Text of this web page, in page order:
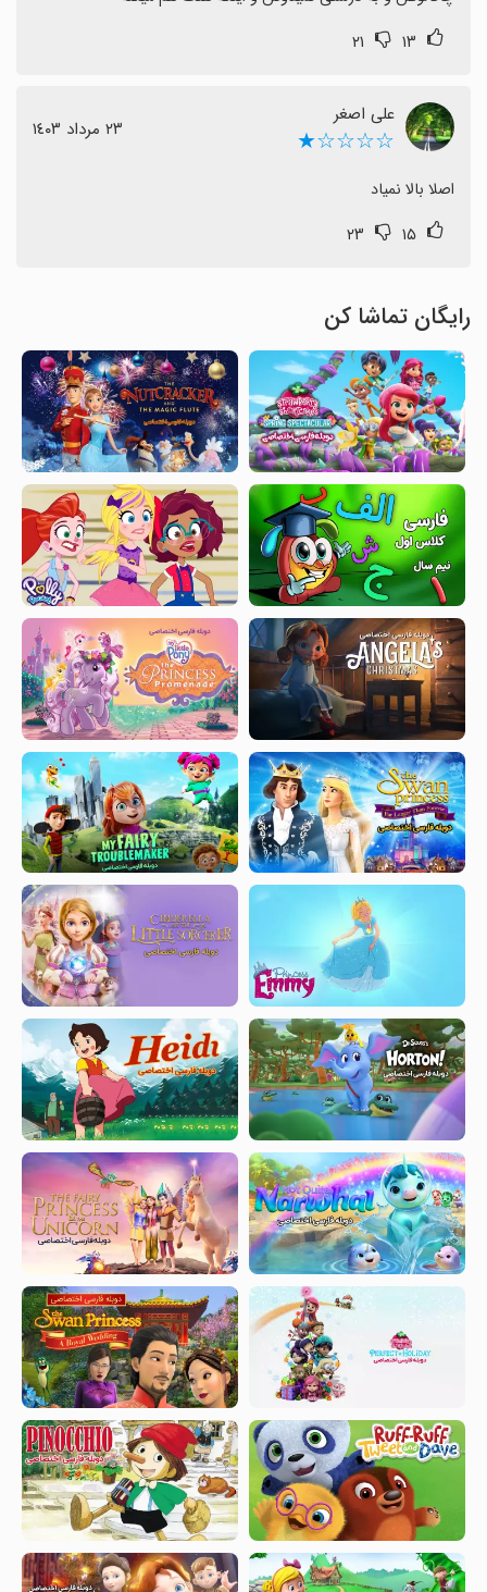
۱۳ ۲۱
علی اصغر
☆☆☆☆★ ٢٣ مرداد ١٤٠٣
اصلا بالا نمیاد
۱۵ ۲۳
رایگان تماشا کن